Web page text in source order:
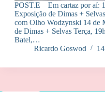
POST.E – Em cartaz por aí:
Exposição de Dimas +
com Olho Wodzynski 14 de
de Dimas + Selvas Terça,
Batel,…
Ricardo Goswod